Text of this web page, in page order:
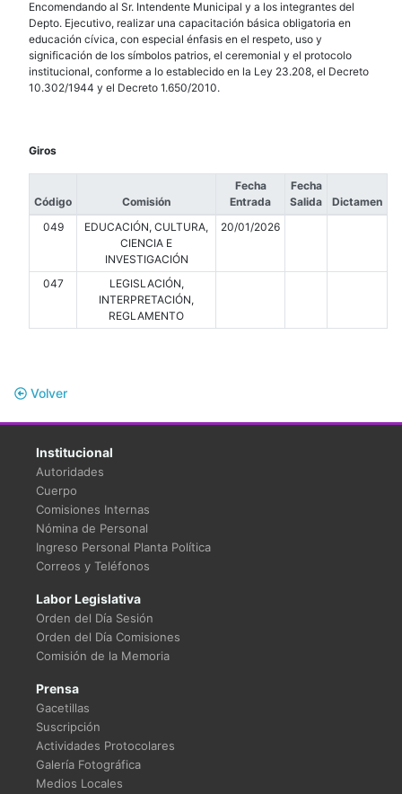
Encomendando al Sr. Intendente Municipal y a los integrantes del
Depto. Ejecutivo, realizar una capacitación básica obligatoria en
educación cívica, con especial énfasis en el respeto, uso y
significación de los símbolos patrios, el ceremonial y el protocolo
institucional, conforme a lo establecido en la Ley 23.208, el Decreto
10.302/1944 y el Decreto 1.650/2010.
Giros
Código Comisión
Fecha
Entrada
Fecha
Salida
Dictamen
049
EDUCACIÓN, CULTURA,
CIENCIA E
INVESTIGACIÓN
20/01/2026
047
LEGISLACIÓN,
INTERPRETACIÓN,
REGLAMENTO
Volver
Institucional
Autoridades
Cuerpo
Comisiones Internas
Nómina de Personal
Ingreso Personal Planta Política
Correos y Teléfonos
Labor Legislativa
Orden del Día Sesión
Orden del Día Comisiones
Comisión de la Memoria
Prensa
Gacetillas
Suscripción
Actividades Protocolares
Galería Fotográfica
Medios Locales